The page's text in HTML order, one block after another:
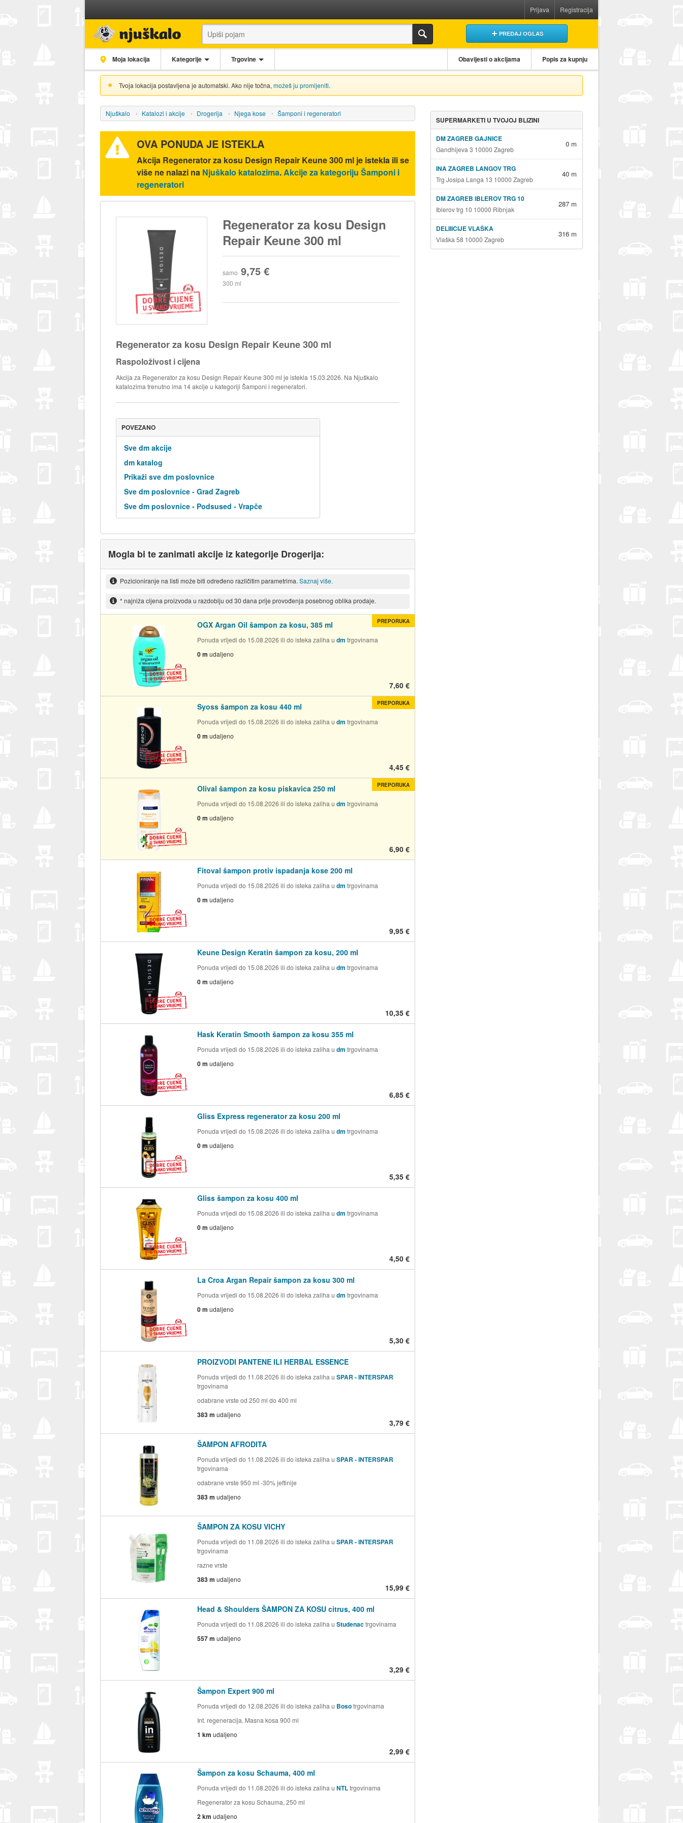
Prijava Registracija
PREDAJ OGLAS
Moja lokacija Kategorije Trgovine Obavijesti o akcijama Popis za kupnju
Tvoja lokacija postavljena je automatski. Ako nije točna, možeš ju promijeniti.
Njuškalo Katalozi i akcije Drogerija Njega kose Šamponi i regeneratori
OVA PONUDA JE ISTEKLA
Akcija Regenerator za kosu Design Repair Keune 300 ml je istekla ili se
više ne nalazi na Njuškalo katalozima.Akcije za kategoriju Šamponi i
regeneratori
Regenerator za kosu Design
Repair Keune 300 ml
samo 9,75 €
300 ml
Regenerator za kosu Design Repair Keune 300 ml
Raspoloživost i cijena
Akcija za Regenerator za kosu Design Repair Keune 300 ml je istekla 15.03.2026. Na Njuškalo
katalozima trenutno ima 14 akcije u kategoriji Šamponi i regeneratori.
POVEZANO
Sve dm akcije
dm katalog
Prikaži sve dm poslovnice
Sve dm poslovnice - Grad Zagreb
Sve dm poslovnice - Podsused - Vrapče
Mogla bi te zanimati akcije iz kategorije Drogerija:
Pozicioniranje na listi može biti određeno različitim parametrima. Saznaj više.
* najniža cijena proizvoda u razdoblju od 30 dana prije provođenja posebnog oblika prodaje.
OGX Argan Oil šampon za kosu, 385 ml
Ponuda vrijedi do 15.08.2026 ili do isteka zaliha u dm trgovinama
0 m udaljeno
7,60 €
PREPORUKA
Syoss šampon za kosu 440 ml
Ponuda vrijedi do 15.08.2026 ili do isteka zaliha u dm trgovinama
0 m udaljeno
4,45 €
PREPORUKA
Olival šampon za kosu piskavica 250 ml
Ponuda vrijedi do 15.08.2026 ili do isteka zaliha u dm trgovinama
0 m udaljeno
6,90 €
PREPORUKA
Fitoval šampon protiv ispadanja kose 200 ml
Ponuda vrijedi do 15.08.2026 ili do isteka zaliha u dm trgovinama
0 m udaljeno
9,95 €
Keune Design Keratin šampon za kosu, 200 ml
Ponuda vrijedi do 15.08.2026 ili do isteka zaliha u dm trgovinama
0 m udaljeno
10,35 €
Hask Keratin Smooth šampon za kosu 355 ml
Ponuda vrijedi do 15.08.2026 ili do isteka zaliha u dm trgovinama
0 m udaljeno
6,85 €
Gliss Express regenerator za kosu 200 ml
Ponuda vrijedi do 15.08.2026 ili do isteka zaliha u dm trgovinama
0 m udaljeno
5,35 €
Gliss šampon za kosu 400 ml
Ponuda vrijedi do 15.08.2026 ili do isteka zaliha u dm trgovinama
0 m udaljeno
4,50 €
La Croa Argan Repair šampon za kosu 300 ml
Ponuda vrijedi do 15.08.2026 ili do isteka zaliha u dm trgovinama
0 m udaljeno
5,30 €
PROIZVODI PANTENE ILI HERBAL ESSENCE
Ponuda vrijedi do 11.08.2026 ili do isteka zaliha u SPAR - INTERSPAR
trgovinama
odabrane vrste od 250 ml do 400 ml
383 m udaljeno
3,79 €
ŠAMPON AFRODITA
Ponuda vrijedi do 11.08.2026 ili do isteka zaliha u SPAR - INTERSPAR
trgovinama
odabrane vrste 950 ml -30% jeftinije
383 m udaljeno
ŠAMPON ZA KOSU VICHY
Ponuda vrijedi do 11.08.2026 ili do isteka zaliha u SPAR - INTERSPAR
trgovinama
razne vrste
383 m udaljeno
15,99 €
Head & Shoulders ŠAMPON ZA KOSU citrus, 400 ml
Ponuda vrijedi do 11.08.2026 ili do isteka zaliha u Studenactrgovinama
557 m udaljeno
3,29 €
Šampon Expert 900 ml
Ponuda vrijedi do 12.08.2026 ili do isteka zaliha u Bosotrgovinama
Int. regeneracija, Masna kosa 900 ml
1 km udaljeno
2,99 €
Šampon za kosu Schauma, 400 ml
Ponuda vrijedi do 11.08.2026 ili do isteka zaliha u NTLtrgovinama
Regenerator za kosu Schauma, 250 ml
2 km udaljeno
SUPERMARKETI U TVOJOJ BLIZINI
DM ZAGREB GAJNICE
Gandhijeva 3 10000 Zagreb
0 m
INA ZAGREB LANGOV TRG
Trg Josipa Langa 13 10000 Zagreb
40 m
DM ZAGREB IBLEROV TRG 10
Iblerov trg 10 10000 Ribnjak
287 m
DELIIICIJE VLAŠKA
Vlaška 58 10000 Zagreb
316 m